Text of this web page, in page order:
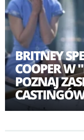
BRITNEY
COOPER W
POZNAJ